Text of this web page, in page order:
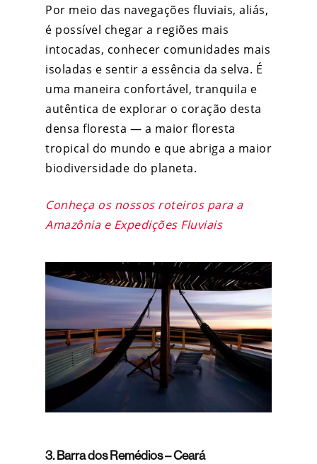
Por meio das navegações fluviais, aliás,
é possível chegar a regiões mais
intocadas, conhecer comunidades mais
isoladas e sentir a essência da selva. É
uma maneira confortável, tranquila e
autêntica de explorar o coração desta
densa floresta — a maior floresta
tropical do mundo e que abriga a maior
biodiversidade do planeta.
Conheça os nossos roteiros para a
Amazônia e Expedições Fluviais
3. Barra dos Remédios – Ceará